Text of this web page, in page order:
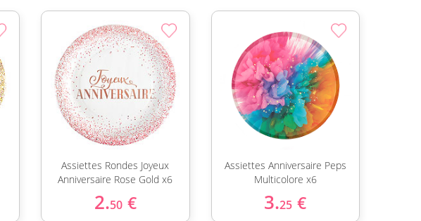
Assiettes Rondes Joyeux
Anniversaire Rose Gold x6
2.50 €
Assiettes Anniversaire Peps
Multicolore x6
3.25 €